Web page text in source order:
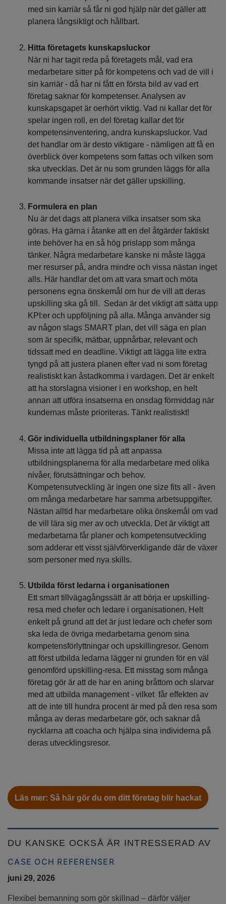
med sin karriär så får ni god hjälp när det gäller att
planera långsiktigt och hållbart.
Hitta företagets kunskapsluckor
När ni har tagit reda på företagets mål, vad era
medarbetare sitter på för kompetens och vad de vill i
sin karriär - då har ni fått en första bild av vad ert
företag saknar för kompetenser. Analysen av
kunskapsgapet är oerhört viktig. Vad ni kallar det för
spelar ingen roll, en del företag kallar det för
kompetensinventering, andra kunskapsluckor. Vad
det handlar om är desto viktigare - nämligen att få en
överblick över kompetens som fattas och vilken som
ska utvecklas. Det är nu som grunden läggs för alla
kommande insatser när det gäller upskilling.
Formulera en plan
Nu är det dags att planera vilka insatser som ska
göras. Ha gärna i åtanke att en del åtgärder faktiskt
inte behöver ha en så hög prislapp som många
tänker. Några medarbetare kanske ni måste lägga
mer resurser på, andra mindre och vissa nästan inget
alls. Här handlar det om att vara smart och möta
personens egna önskemål om hur de vill att deras
upskilling ska gå till. Sedan är det viktigt att sätta upp
KPI:er och uppföljning på alla. Många använder sig
av någon slags SMART plan, det vill säga en plan
som är specifik, mätbar, uppnårbar, relevant och
tidssatt med en deadline. Viktigt att lägga lite extra
tyngd på att justera planen efter vad ni som företag
realistiskt kan åstadkomma i vardagen. Det är enkelt
att ha storslagna visioner i en workshop, en helt
annan att utföra insatserna en onsdag förmiddag när
kundernas måste prioriteras. Tänkt realistiskt!
Gör individuella utbildningsplaner för alla
Missa inte att lägga tid på att anpassa
utbildningsplanerna för alla medarbetare med olika
nivåer, förutsättningar och behov.
Kompetensutveckling är ingen one size fits all - även
om många medarbetare har samma arbetsuppgifter.
Nästan alltid har medarbetare olika önskemål om vad
de vill lära sig mer av och utveckla. Det är viktigt att
medarbetarna får planer och kompetensutveckling
som adderar ett visst självförverkligande där de växer
som personer med nya skills.
Utbilda först ledarna i organisationen
Ett smart tillvägagångssätt är att börja er upskilling-
resa med chefer och ledare i organisationen. Helt
enkelt på grund att det är just ledare och chefer som
ska leda de övriga medarbetarna genom sina
kompetensförlyttningar och upskillingresor. Genom
att först utbilda ledarna lägger ni grunden för en väl
genomförd upskilling-resa. Ett misstag som många
företag gör är att de har en aning bråttom och slarvar
med att utbilda management - vilket får effekten av
att de inte till hundra procent är med på den resa som
många av deras medarbetare gör, och saknar då
nycklarna att coacha och hjälpa sina individerna på
deras utvecklingsresor.
Läs mer: Så här gör du om ditt företag blir hackat
DU KANSKE OCKSÅ ÄR INTRESSERAD AV
CASE OCH REFERENSER
juni 29, 2026
Flexibel bemanning som gör skillnad – därför väljer